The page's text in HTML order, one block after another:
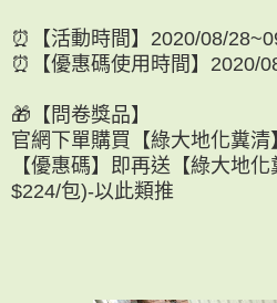
⏰【活動時間】2020/08/
⏰【優惠碼使用時間】2020/
🎁【問卷獎品】
官網下單購買【綠大地化糞
【優惠碼】即再送【綠大地
$224/包)-以此類推